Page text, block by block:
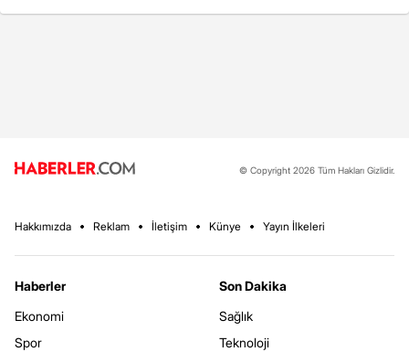
© Copyright 2026 Tüm Hakları Gizlidir.
Hakkımızda Reklam İletişim Künye Yayın İlkeleri
Haberler
Ekonomi
Spor
Son Dakika
Sağlık
Teknoloji